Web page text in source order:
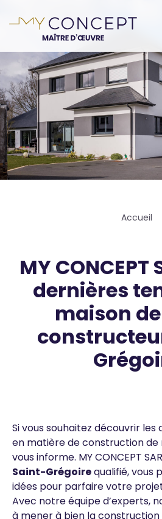
au
principal
Accueil
Body
MY CONCEPT
dernières
maison
Si vous souhaitez découvrir
en matière de construction
vous informe. MY CONCEPT
Saint-Grégoirequalifié, vous
idées pour parfaire votre
Avec notre équipe d’experts,
à mener à bien la